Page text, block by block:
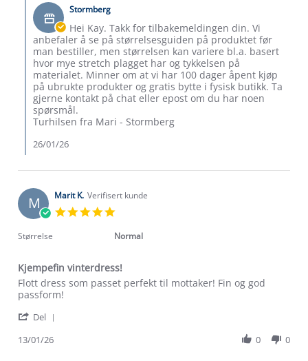
on
23
Jan
2026
Butikkeier
on
Review
by
Kay
H.
on
23
Jan
2026
Stormberg
Hei Kay. Takk for tilbakemeldingen din. Vi
anbefaler å se på størrelsesguiden på produktet før
man bestiller, men størrelsen kan variere bl.a. basert
hvor mye stretch plagget har og tykkelsen på
materialet. Minner om at vi har 100 dager åpent kjøp
på ubrukte produkter og gratis bytte i fysisk butikk. Ta
gjerne kontakt på chat eller epost om du har noen
spørsmål.
Turhilsen fra Mari - Stormberg
26/01/26
M Marit K. Verifisert kunde
rating
Størrelse Normal
Kjempefin vinterdress!
Review
by
K.
13
review
stating
vinterdress!
Flott dress som passet perfekt til mottaker! Fin og god
passform!
Del
13/01/26 0 0
Om Stormberg